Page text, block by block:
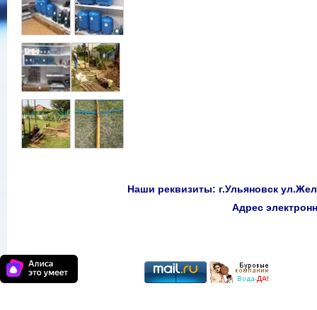
Наши реквизиты: г.Ульяновск
Адрес